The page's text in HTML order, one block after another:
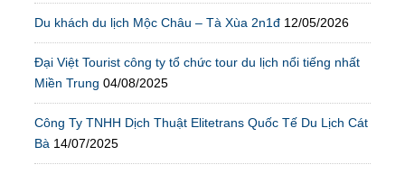
Du khách du lịch Mộc Châu – Tà Xùa 2n1đ 12/05/2026
Đại Việt Tourist công ty tổ chức tour du lịch nổi tiếng nhất
Miền Trung 04/08/2025
Công Ty TNHH Dịch Thuật Elitetrans Quốc Tế Du Lịch Cát
Bà 14/07/2025